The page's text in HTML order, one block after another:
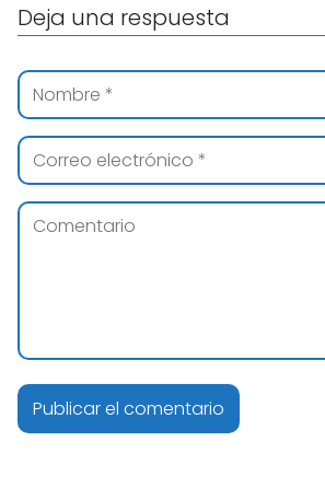
Deja una respuesta